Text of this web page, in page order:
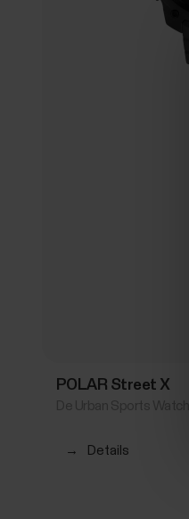
POLAR Street X
→ Details